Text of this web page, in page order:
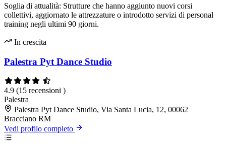
Soglia di attualità: Strutture che hanno aggiunto nuovi corsi
collettivi, aggiornato le attrezzature o introdotto servizi di personal
training negli ultimi 90 giorni.
In crescita
Palestra Pyt Dance Studio
4.9 (15 recensioni )
Palestra
Palestra Pyt Dance Studio, Via Santa Lucia, 12, 00062
Bracciano RM
Vedi profilo completo